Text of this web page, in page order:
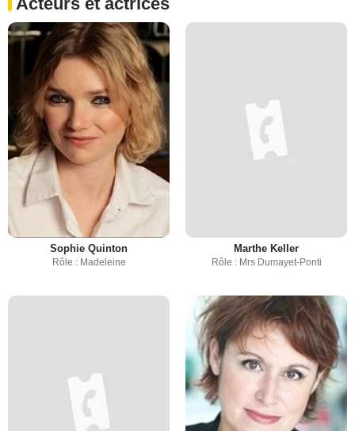
Sophie Quinton
Rôle : Madeleine
Marthe Keller
Rôle : Mrs Dumayet-Ponti